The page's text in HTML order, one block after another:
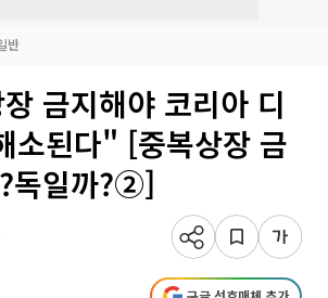
반
금지해야 코리아 디
소된다" [중복상장 금
독일까?②]